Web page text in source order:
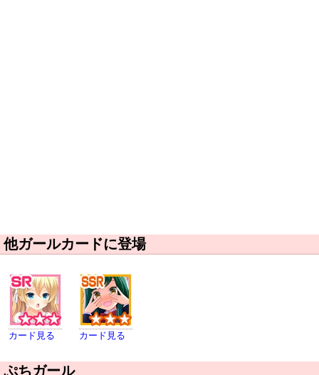
他ガールカードに登場
カード見る カード見る
ぷちガール